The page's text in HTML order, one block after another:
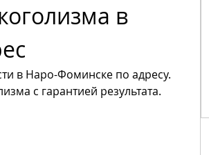
в
в Наро-Фоминске по адресу.
с гарантией результата.